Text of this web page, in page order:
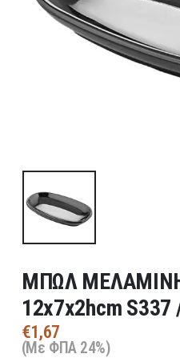
ΜΠΩΛ
12x7x2hcm S337
€1,67
(Με ΦΠΑ 24%)